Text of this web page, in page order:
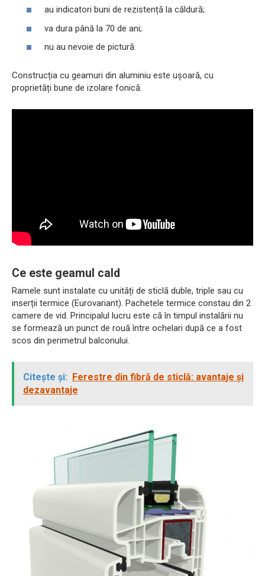
au indicatori buni de rezistență la căldură;
va dura până la 70 de ani;
nu au nevoie de pictură.
Construcția cu geamuri din aluminiu este ușoară, cu
proprietăți bune de izolare fonică.
Ce este geamul cald
Ramele sunt instalate cu unități de sticlă duble, triple sau cu
inserții termice (Eurovariant). Pachetele termice constau din 2
camere de vid. Principalul lucru este că în timpul instalării nu
se formează un punct de rouă între ochelari după ce a fost
scos din perimetrul balconului.
Citește și:
Ferestre din fibră de sticlă: avantaje și
dezavantaje